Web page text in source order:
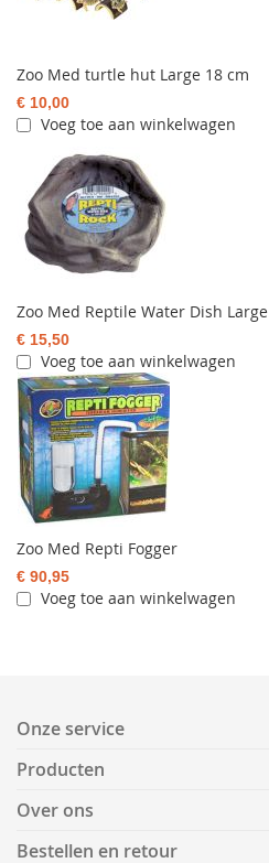
Zoo Med turtle hut Large 18 cm
€ 10,00
Voeg toe aan winkelwagen
Zoo Med Reptile Water Dish Large
€ 15,50
Voeg toe aan winkelwagen
Zoo Med Repti Fogger
€ 90,95
Voeg toe aan winkelwagen
Onze service
Producten
Over ons
Bestellen en retour